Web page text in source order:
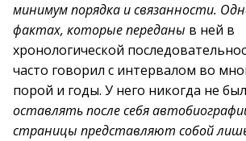
минимум порядка и связанности.
фактах, которые переданы в ней в
хронологической
часто говорил с интервалом во
порой и годы. У него никогда не
оставлять после себя
страницы представляют собой